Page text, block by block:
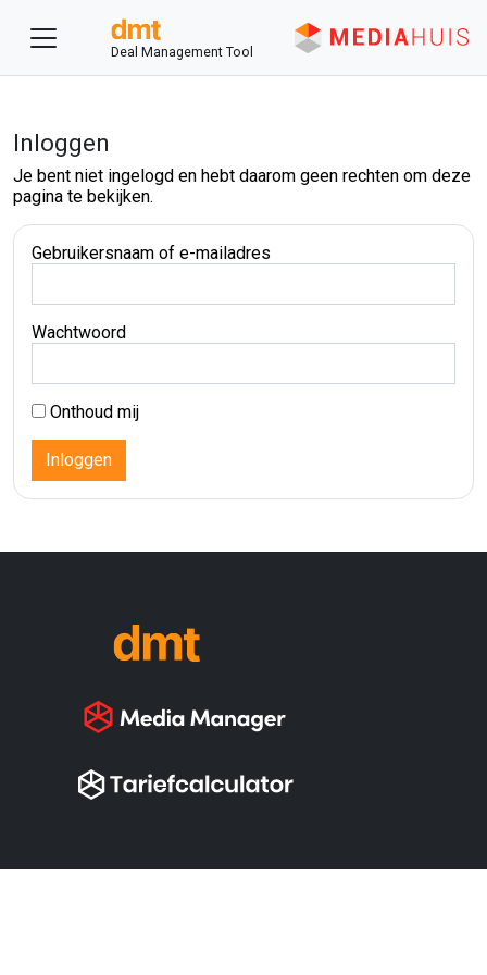
Deal Management Tool
Inloggen
Je bent niet ingelogd en hebt daarom geen rechten om deze
pagina te bekijken.
Gebruikersnaam of e-mailadres
Wachtwoord
Onthoud mij